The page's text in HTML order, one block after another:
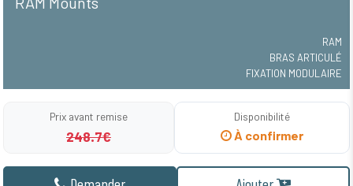
RAM
BRAS ARTICULÉ
FIXATION MODULAIRE
Prix avant remise
248.7€
Disponibilité
À confirmer